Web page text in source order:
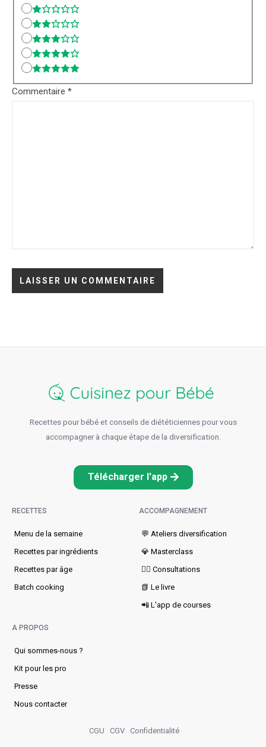
Commentaire *
Recettes pour bébé et conseils de diététiciennes pour vous
accompagner à chaque étape de la diversification.
Télécharger l'app
RECETTES
Menu de la semaine​
Recettes par ingrédients
Recettes par âge
Batch cooking
ACCOMPAGNEMENT
💬 Ateliers diversification
💎 Masterclass
👩‍⚕️ Consultations
📗 Le livre
📲 L'app de courses
A PROPOS
Qui sommes-nous ?
Kit pour les pro
Presse
Nous contacter
CGU CGV Confidentialité